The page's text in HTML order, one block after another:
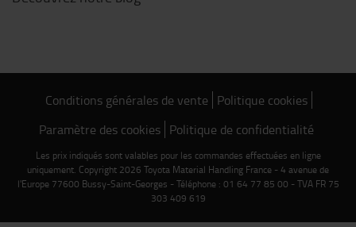
Conditions générales de vente Politique cookies
Paramètre des cookies Politique de confidentialité
Les prix indiqués sont valables pour les commandes effectuées en ligne
uniquement. Copyright 2026 Toyota Material Handling France - 4 avenue de
l'Europe 77600 Bussy-Saint-Georges - Téléphone : 01 64 77 85 00 - TVA FR 75
303 409 619